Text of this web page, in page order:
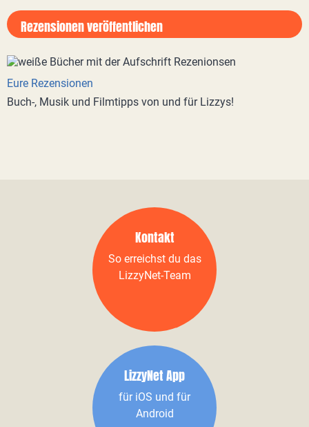
Rezensionen veröffentlichen
Eure Rezensionen
Buch-, Musik und Filmtipps von und für Lizzys!
Kontakt
So erreichst du das
LizzyNet-Team
LizzyNet App
für iOS und für
Android